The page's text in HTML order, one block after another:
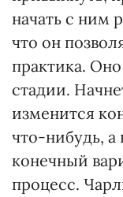
начать с ним
что он
практика.
стадии.
изменится
что-нибудь, а
конечный
процесс.